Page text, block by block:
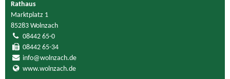
Rathaus
Marktplatz 1
85283 Wolnzach
08442 65-0
08442 65-34
info@wolnzach.de
www.wolnzach.de